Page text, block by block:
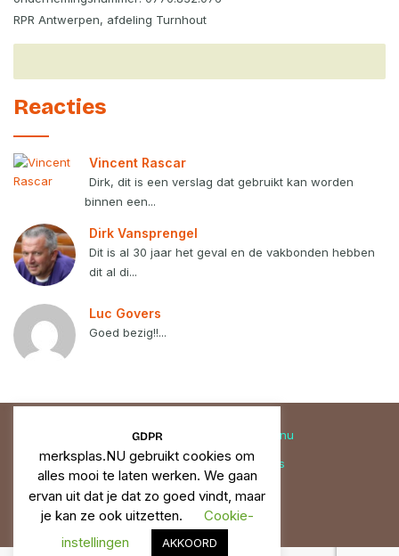
RPR Antwerpen, afdeling Turnhout
Reacties
Vincent Rascar
Dirk, dit is een verslag dat gebruikt kan worden
binnen een...
Dirk Vansprengel
Dit is al 30 jaar het geval en de vakbonden hebben
dit al di...
Luc Govers
Goed bezig!!...
© 2019 - 2026 |
merksplas.nu
Privacy
Cookies Correcties
Facebook
YouTubeInstagram
GDPR
merksplas.NU gebruikt cookies om
alles mooi te laten werken. We gaan
ervan uit dat je dat zo goed vindt, maar
je kan ze ook uitzetten.
Cookie-
instellingen
AKKOORD